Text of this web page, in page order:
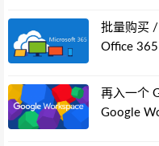
批量购买
Office
再入一个
Google